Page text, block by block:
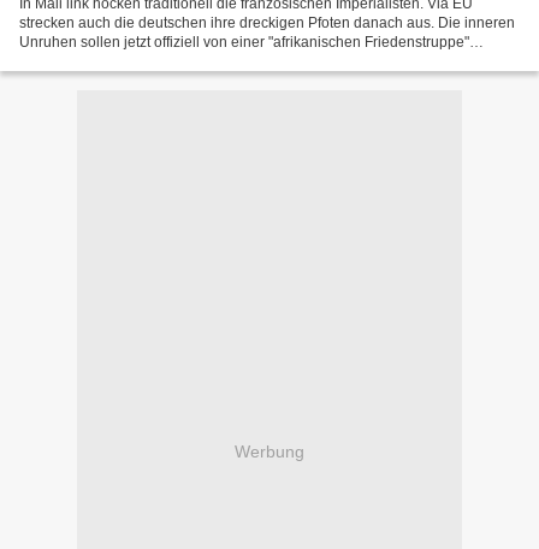
In Mali link hocken traditionell die französischen Imperialisten. Via EU
strecken auch die deutschen ihre dreckigen Pfoten danach aus. Die inneren
Unruhen sollen jetzt offiziell von einer "afrikanischen Friedenstruppe"
Werbung